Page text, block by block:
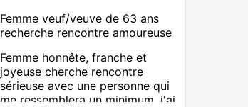
Femme veuf/veuve de 63 ans
recherche rencontre amoureuse
Femme honnête, franche et
joyeuse cherche rencontre
sérieuse avec une personne qui
me ressemblera un minimum. j'ai